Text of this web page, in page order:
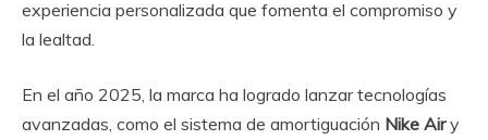
experiencia personalizada que fomenta el compromiso y
la lealtad.
En el año 2025, la marca ha logrado lanzar tecnologías
avanzadas, como el sistema de amortiguación Nike Airy